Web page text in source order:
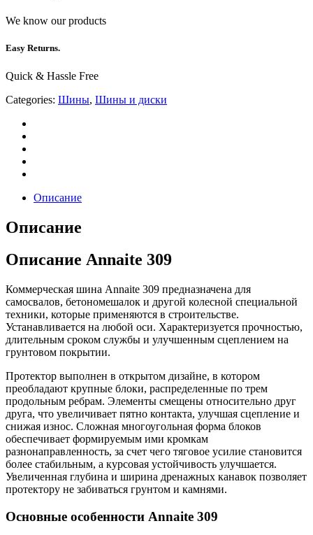
We know our products
Easy Returns.
Quick & Hassle Free
Categories: Шины, Шины и диски
Описание
Описание
Описание Annaite 309
Коммерческая шина Annaite 309 предназначена для
самосвалов, бетономешалок и другой колесной специальной
техники, которые применяются в строительстве.
Устанавливается на любой оси. Характеризуется прочностью,
длительным сроком службы и улучшенным сцеплением на
грунтовом покрытии.
Протектор выполнен в открытом дизайне, в котором
преобладают крупные блоки, распределенные по трем
продольным ребрам. Элементы смещены относительно друг
друга, что увеличивает пятно контакта, улучшая сцепление и
снижая износ. Сложная многоугольная форма блоков
обеспечивает формируемым ими кромкам
разнонаправленность, за счет чего тяговое усилие становится
более стабильным, а курсовая устойчивость улучшается.
Увеличенная глубина и ширина дренажных канавок позволяет
протектору не забиваться грунтом и камнями.
Основные особенности Annaite 309